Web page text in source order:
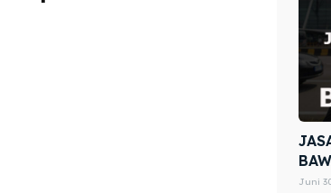
Juni